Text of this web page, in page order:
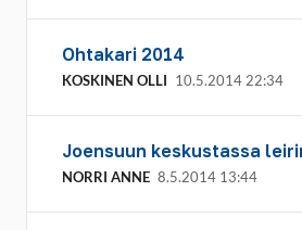
Ohtakari 2014
KOSKINEN OLLI 10.5.2014 22:34
Joensuun keskustassa
NORRI ANNE 8.5.2014 13:44